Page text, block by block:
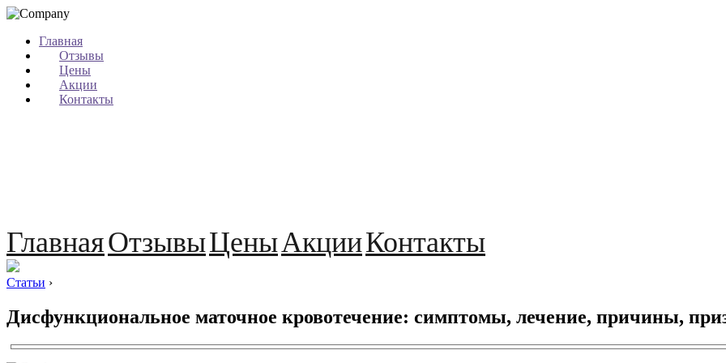
Главная
Отзывы
Цены
Акции
Контакты
ГлавнаяОтзывыЦеныАкцииКонтакты
Статьи ›
Дисфункциональное маточное кровотечение: симптомы, лечение, причины,